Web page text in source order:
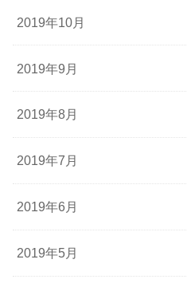
2019年10月
2019年9月
2019年8月
2019年7月
2019年6月
2019年5月